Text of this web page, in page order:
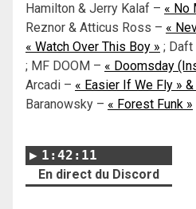
Hamilton & Jerry Kalaf – « No
Reznor & Atticus Ross – «
« Watch Over This Boy » ; Daft
; MF DOOM – « Doomsday
Arcadi – « Easier If We Fly »
Baranowsky – « Forest Funk »
1:42:11
En direct du Discord